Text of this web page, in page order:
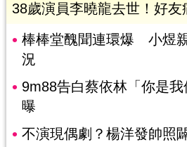
38歲演員李曉龍去世！好友
棒棒堂醜聞連環爆 小煜
況
9m88告白蔡依林「你是
曝
不演現偶劇？楊洋發帥